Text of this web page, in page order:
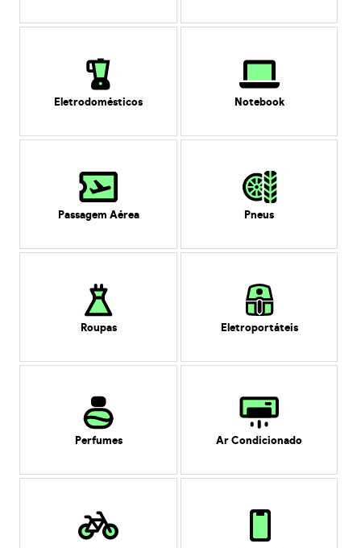
Eletrodomésticos Notebook
Passagem Aérea Pneus
Roupas Eletroportáteis
Perfumes Ar Condicionado